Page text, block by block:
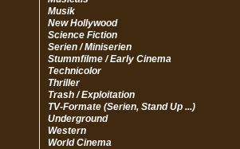
Musik
New Hollywood
Science Fiction
Serien / Miniserien
Stummfilme / Early Cinema
Technicolor
Thriller
Trash / Exploitation
TV-Formate (Serien, Stand Up ...)
Underground
Western
World Cinema